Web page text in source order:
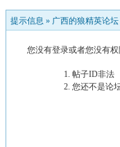
提示信息 » 广西的狼精英论坛
您没有登录或者您没有
帖子ID非法
您还不是论